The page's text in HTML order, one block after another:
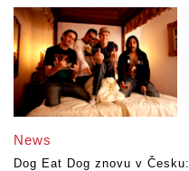
News
Dog Eat Dog znovu v Česku: